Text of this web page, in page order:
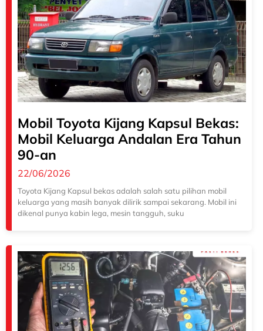
Mobil Toyota Kijang Kapsul Bekas:
Mobil Keluarga Andalan Era Tahun
90-an
22/06/2026
Toyota Kijang Kapsul bekas adalah salah satu pilihan mobil
keluarga yang masih banyak dilirik sampai sekarang. Mobil ini
dikenal punya kabin lega, mesin tangguh, suku